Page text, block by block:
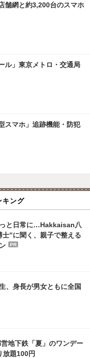
舗網と約3,200台のスマホ
ル」東京メトロ・交通局
スマホ」追跡機能・防犯
キング
と日常に…Hakkaisan八
”に聞く、親子で整える
PR
、身長が男女ともに全国
営地下鉄「夏」のワンデー
放題100円